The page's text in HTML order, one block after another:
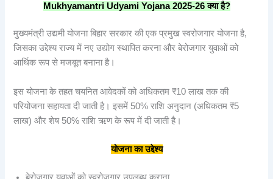
Mukhyamantri Udyami Yojana 2025-26क्याहै?
मुख्यमंत्री उद्यमी योजना बिहार सरकार की एक प्रमुख स्वरोजगार योजना है,
जिसका उद्देश्य राज्य में नए उद्योग स्थापित करना और बेरोजगार युवाओं को
आर्थिक रूप से मजबूत बनाना है।
इस योजना के तहत चयनित आवेदकों को अधिकतम ₹10 लाख तक की
परियोजना सहायता दी जाती है। इसमें 50% राशि अनुदान (अधिकतम ₹5
लाख) और शेष 50% राशि ऋण के रूप में दी जाती है।
योजनाकाउद्देश्य